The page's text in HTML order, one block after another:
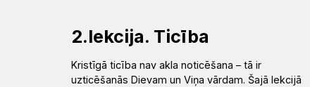
2.lekcija. Ticība
Kristīgā ticība nav akla noticēšana – tā ir
uzticēšanās Dievam un Viņa vārdam. Šajā lekcijā